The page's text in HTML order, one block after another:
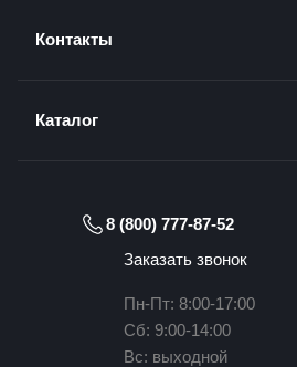
Контакты
Каталог
8 (800) 777-87-52
Заказать звонок
Пн-Пт: 8:00-17:00
Сб: 9:00-14:00
Вс: выходной